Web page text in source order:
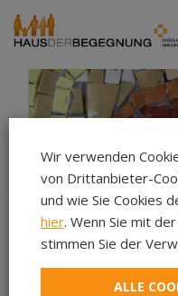
Wir verwenden
von Drittanbieter-
und wie Sie Cookies
hier. Wenn Sie mit
stimmen Sie der
ALLE